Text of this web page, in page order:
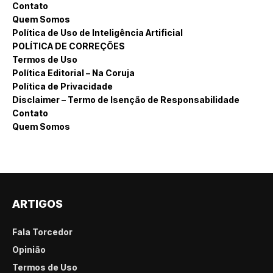
Contato
Quem Somos
Política de Uso de Inteligência Artificial
POLÍTICA DE CORREÇÕES
Termos de Uso
Política Editorial – Na Coruja
Política de Privacidade
Disclaimer – Termo de Isenção de Responsabilidade
Contato
Quem Somos
ARTIGOS
Fala Torcedor
Opinião
Termos de Uso